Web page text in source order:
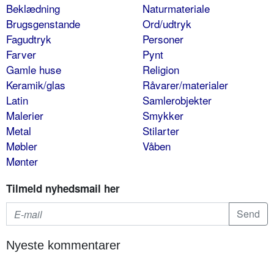
Beklædning
Brugsgenstande
Fagudtryk
Farver
Gamle huse
Keramik/glas
Latin
Malerier
Metal
Møbler
Mønter
Naturmateriale
Ord/udtryk
Personer
Pynt
Religion
Råvarer/materialer
Samlerobjekter
Smykker
Stilarter
Våben
Tilmeld nyhedsmail her
Nyeste kommentarer